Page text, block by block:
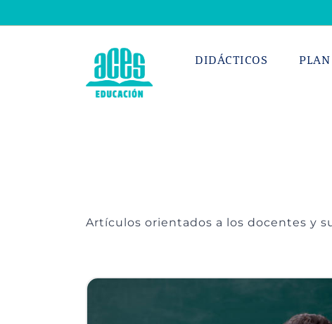
al
DIDÁCTICOS PLAN
Artículos orientados a los docentes y